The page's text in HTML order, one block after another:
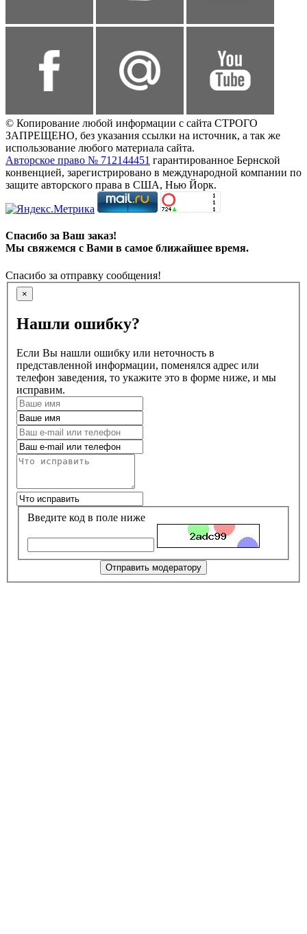
© Копирование любой информации с сайта СТРОГО
ЗАПРЕЩЕНО, без указания ссылки на источник, а так же
использование любого материала сайта.
Авторское право № 712144451 гарантированное Бернской
конвенцией, зарегистрировано в международной компании по
защите авторского права в США, Нью Йорк.
Спасибо за Ваш заказ!
Мы свяжемся с Вами в самое ближайшее время.
Спасибо за отправку сообщения!
×
Нашли ошибку?
Если Вы нашли ошибку или неточность в
представленной информации, поменялся адрес или
телефон заведения, то укажите это в форме ниже, и мы
исправим.
Введите код в поле ниже
Отправить модератору